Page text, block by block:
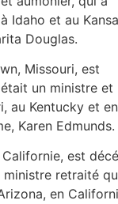
Idaho et au
Douglas.
Missouri, est
un ministre et
au Kentucky et en
Karen Edmunds.
est
retraité
en